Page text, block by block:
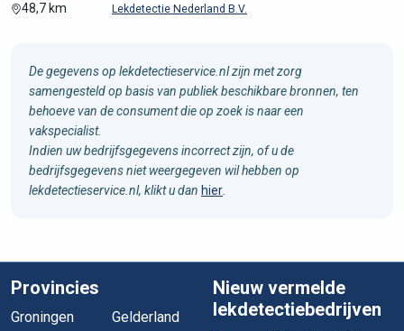
48,7 km Lekdetectie Nederland B.V.
De gegevens op lekdetectieservice.nl zijn met zorg
samengesteld op basis van publiek beschikbare bronnen, ten
behoeve van de consument die op zoek is naar een
vakspecialist.
Indien uw bedrijfsgegevens incorrect zijn, of u de
bedrijfsgegevens niet weergegeven wil hebben op
lekdetectieservice.nl, klikt u dan hier
Provincies
Groningen
Gelderland
Nieuw vermelde
lekdetectiebedrijven